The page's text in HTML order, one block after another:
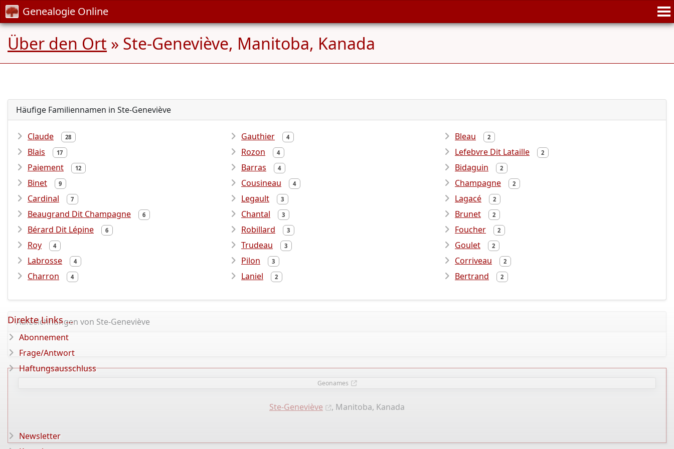
Genealogie Online
Über den Ort » Ste-Geneviève, Manitoba, Kanada
Häufige Familiennamen in Ste-Geneviève
Claude 28
Blais 17
Paiement 12
Binet 9
Cardinal 7
Beaugrand Dit Champagne 6
Bérard Dit Lépine 6
Roy 4
Labrosse 4
Charron 4
Gauthier 4
Rozon 4
Barras 4
Cousineau 4
Legault 3
Chantal 3
Robillard 3
Trudeau 3
Pilon 3
Laniel 2
Bleau 2
Lefebvre Dit Lataille 2
Bidaguin 2
Champagne 2
Lagacé 2
Brunet 2
Foucher 2
Goulet 2
Corriveau 2
Bertrand 2
Aufzeichnungen von Ste-Geneviève
Geonames
Ste-Geneviève , Manitoba, Kanada
Direkte Links ...
Abonnement
Frage/Antwort
Haftungsausschluss
Newsletter